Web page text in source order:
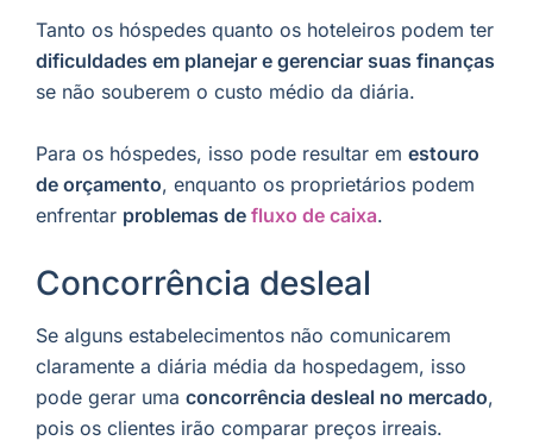
Tanto os hóspedes quanto os hoteleiros podem ter
dificuldades em planejar e gerenciar suas finanças
se não souberem o custo médio da diária.
Para os hóspedes, isso pode resultar em estouro
de orçamento, enquanto os proprietários podem
enfrentar problemas de fluxo de caixa.
Concorrência desleal
Se alguns estabelecimentos não comunicarem
claramente a diária média da hospedagem, isso
pode gerar uma concorrência desleal no mercado,
pois os clientes irão comparar preços irreais.